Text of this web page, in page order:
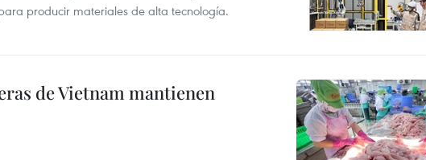
producir materiales de alta tecnología.
de Vietnam mantienen